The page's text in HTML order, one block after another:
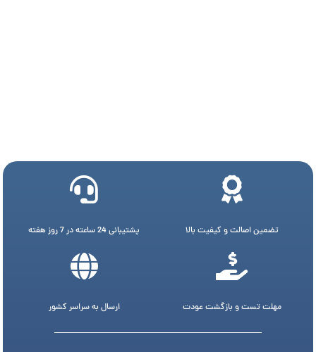
تضمین اصالت و کیفیت بالا پشتیبانی 24 ساعته در 7 روز هفته
مهلت تست و بازگشت عودت ارسال به سراسر کشور